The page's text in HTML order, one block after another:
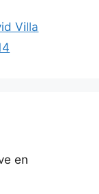
Villa
en